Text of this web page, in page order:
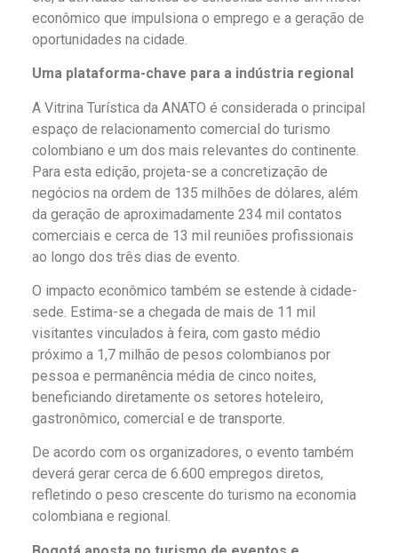
econômico que impulsiona o emprego e a geração de
oportunidades na cidade.
Uma plataforma-chave para a indústria regional
A Vitrina Turística da ANATO é considerada o principal
espaço de relacionamento comercial do turismo
colombiano e um dos mais relevantes do continente.
Para esta edição, projeta-se a concretização de
negócios na ordem de 135 milhões de dólares, além
da geração de aproximadamente 234 mil contatos
comerciais e cerca de 13 mil reuniões profissionais
ao longo dos três dias de evento.
O impacto econômico também se estende à cidade-
sede. Estima-se a chegada de mais de 11 mil
visitantes vinculados à feira, com gasto médio
próximo a 1,7 milhão de pesos colombianos por
pessoa e permanência média de cinco noites,
beneficiando diretamente os setores hoteleiro,
gastronômico, comercial e de transporte.
De acordo com os organizadores, o evento também
deverá gerar cerca de 6.600 empregos diretos,
refletindo o peso crescente do turismo na economia
colombiana e regional.